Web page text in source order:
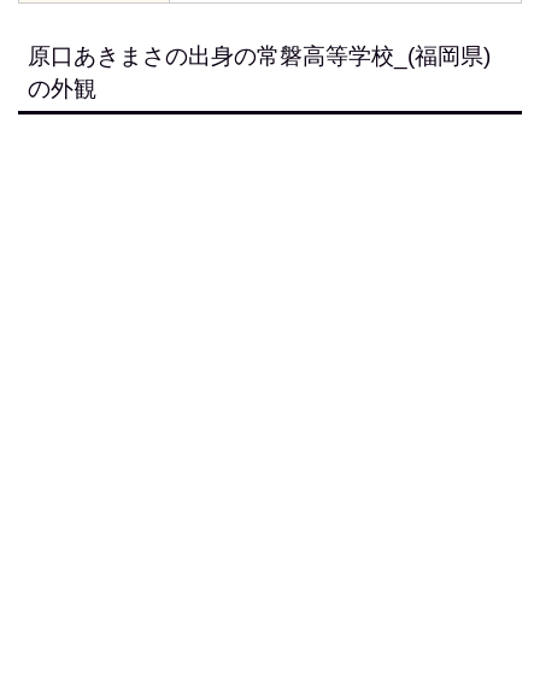
原口あきまさの出身の常磐高等学校_(福岡県)
の外観